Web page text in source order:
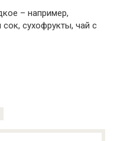
– например,
сухофрукты, чай с